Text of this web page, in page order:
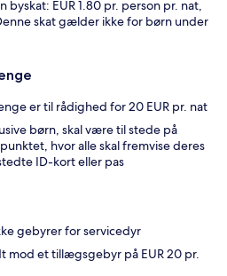
byskat: EUR 1.80 pr. person pr. nat,
skat gælder ikke for børn under
er til rådighed for 20 EUR pr. nat
børn, skal være til stede på
hvor alle skal fremvise deres
ID-kort eller pas
gebyrer for servicedyr
mod et tillægsgebyr på EUR 20 pr.